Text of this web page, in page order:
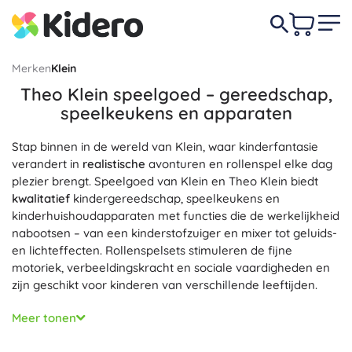
MerkenKlein
Theo Klein speelgoed – gereedschap,
speelkeukens en apparaten
Stap binnen in de wereld van Klein, waar kinderfantasie
verandert in realistische avonturen en rollenspel elke dag
plezier brengt. Speelgoed van Klein en Theo Klein biedt
kwalitatief kindergereedschap, speelkeukens en
kinderhuishoudapparaten met functies die de werkelijkheid
nabootsen – van een kinderstofzuiger en mixer tot geluids-
en lichteffecten. Rollenspelsets stimuleren de fijne
motoriek, verbeeldingskracht en sociale vaardigheden en
zijn geschikt voor kinderen van verschillende leeftijden.
Elk product is ontworpen met oog voor
ergonomie en een
Meer tonen